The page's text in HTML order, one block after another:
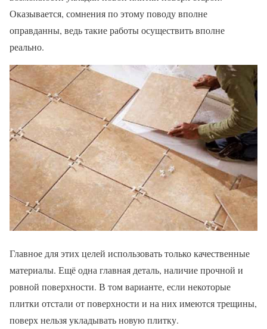
Оказывается, сомнения по этому поводу вполне
оправданны, ведь такие работы осуществить вполне
реально.
Главное для этих целей использовать только качественные
материалы. Ещё одна главная деталь, наличие прочной и
ровной поверхности. В том варианте, если некоторые
плитки отстали от поверхности и на них имеются трещины,
поверх нельзя укладывать новую плитку.